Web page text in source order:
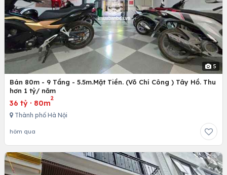
5
Bán 80m - 9 Tầng - 5.5m.Mặt Tiền. (Võ Chí Công ) Tây Hồ. Thu
hơn 1 tỷ/ năm
36 tỷ · 80m
2
Thành phố Hà Nội
hôm qua